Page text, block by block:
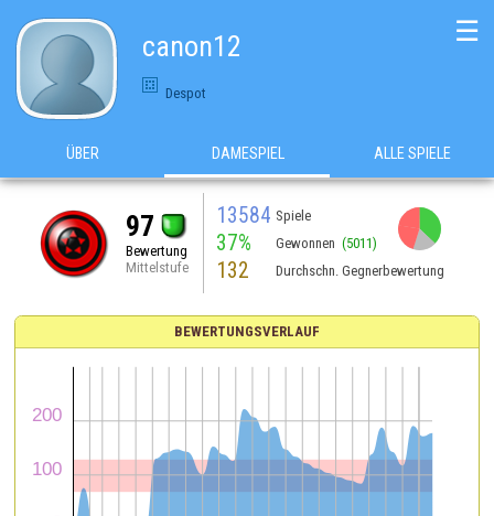
canon12
Despot
☰
ÜBER DAMESPIEL ALLE SPIELE
97
Bewertung
Mittelstufe
13584 Spiele
37% Gewonnen (5011)
132 Durchschn. Gegnerbewertung
BEWERTUNGSVERLAUF